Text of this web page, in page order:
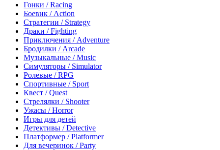
Гонки / Racing
Боевик / Action
Стратегии / Strategy
Драки / Fighting
Приключения / Adventure
Бродилки / Arcade
Музыкальные / Music
Симуляторы / Simulator
Ролевые / RPG
Спортивные / Sport
Квест / Quest
Стрелялки / Shooter
Ужасы / Horror
Игры для детей
Детективы / Detective
Платформер / Platformer
Для вечеринок / Party